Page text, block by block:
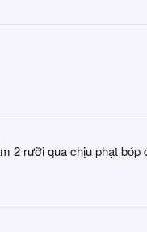
2 rưỡi qua chịu phạt